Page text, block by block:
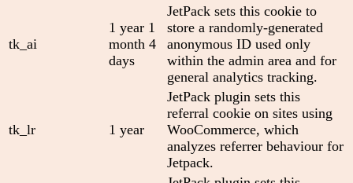
tk_ai
1 year 1
month 4
days
JetPack sets this cookie to
store a randomly-generated
anonymous ID used only
within the admin area and for
general analytics tracking.
tk_lr 1 year
JetPack plugin sets this
referral cookie on sites using
WooCommerce, which
analyzes referrer behaviour for
Jetpack.